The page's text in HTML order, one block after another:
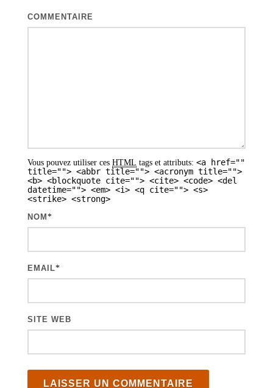
COMMENTAIRE
Vous pouvez utiliser ces HTML tags et attributs: <a href=""
title=""> <abbr title=""> <acronym title="">
<b> <blockquote cite=""> <cite> <code> <del
datetime=""> <em> <i> <q cite=""> <s>
<strike> <strong>
NOM *
EMAIL*
SITE WEB